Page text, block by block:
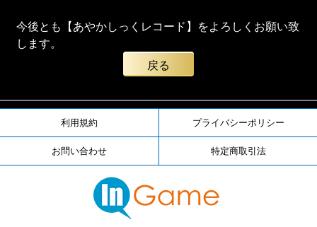
今後とも【あやかしっくレコード】をよろしくお願い致
します。
戻る
利用規約 プライバシーポリシー
お問い合わせ 特定商取引法